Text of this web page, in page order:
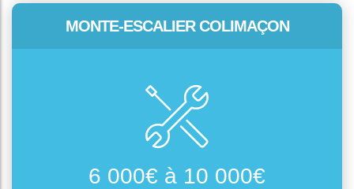
MONTE-ESCALIER COLIMAÇON
6 000€ à 10 000€